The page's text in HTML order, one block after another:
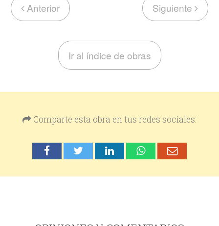
Anterior Siguiente
Ir al índice de obras
Comparte esta obra en tus redes sociales: